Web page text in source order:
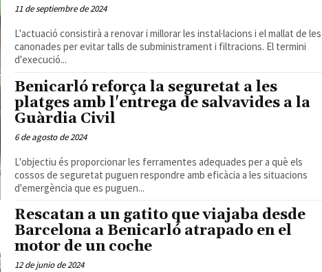
11 de septiembre de 2024
L'actuació consistirà a renovar i millorar les instal·lacions i el mallat de les
canonades per evitar talls de subministrament i filtracions. El termini
d'execució...
Benicarló reforça la seguretat a les
platges amb l'entrega de salvavides a la
Guàrdia Civil
6 de agosto de 2024
L'objectiu és proporcionar les ferramentes adequades per a què els
cossos de seguretat puguen respondre amb eficàcia a les situacions
d'emergència que es puguen...
Rescatan a un gatito que viajaba desde
Barcelona a Benicarló atrapado en el
motor de un coche
12 de junio de 2024